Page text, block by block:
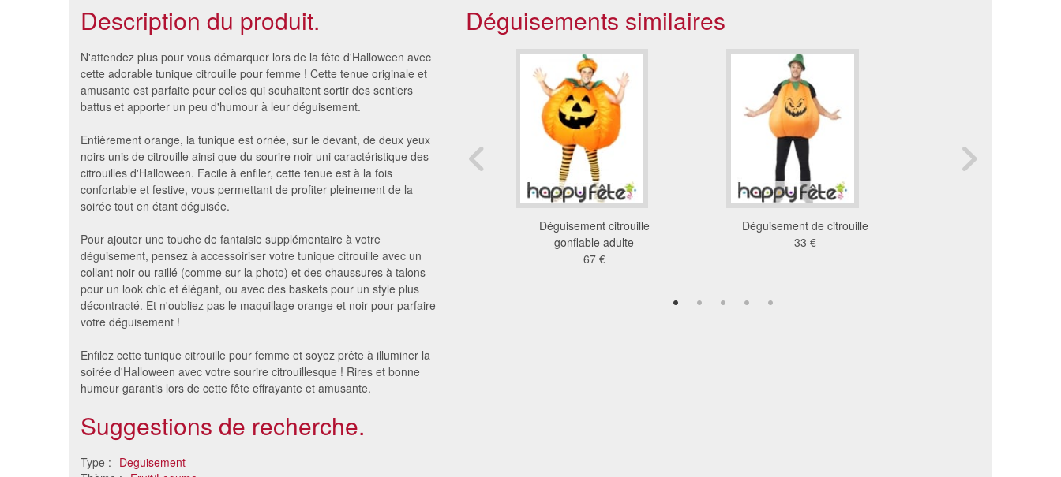
Description du produit.
N'attendez plus pour vous démarquer lors de la fête d'Halloween avec
cette adorable tunique citrouille pour femme ! Cette tenue originale et
amusante est parfaite pour celles qui souhaitent sortir des sentiers
battus et apporter un peu d'humour à leur déguisement.
Entièrement orange, la tunique est ornée, sur le devant, de deux yeux
noirs unis de citrouille ainsi que du sourire noir uni caractéristique des
citrouilles d'Halloween. Facile à enfiler, cette tenue est à la fois
confortable et festive, vous permettant de profiter pleinement de la
soirée tout en étant déguisée.
Pour ajouter une touche de fantaisie supplémentaire à votre
déguisement, pensez à accessoiriser votre tunique citrouille avec un
collant noir ou raillé (comme sur la photo) et des chaussures à talons
pour un look chic et élégant, ou avec des baskets pour un style plus
décontracté. Et n'oubliez pas le maquillage orange et noir pour parfaire
votre déguisement !
Enfilez cette tunique citrouille pour femme et soyez prête à illuminer la
soirée d'Halloween avec votre sourire citrouillesque ! Rires et bonne
humeur garantis lors de cette fête effrayante et amusante.
Suggestions de recherche.
Type : Deguisement
Déguisements similaires
et noir
39 €
51 €
Déguisement citrouille
gonflable adulte
67 €
Déguisement de citrouille
33 €